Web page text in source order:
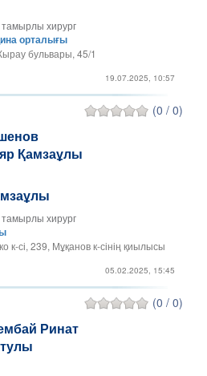
тамырлы хирург
орталығы
бульвары, 45/1
19.07.2025, 10:57
(0 / 0)
тамырлы хирург
к-сі, 239, Мұқанов к-сінің қиылысы
05.02.2025, 15:45
(0 / 0)